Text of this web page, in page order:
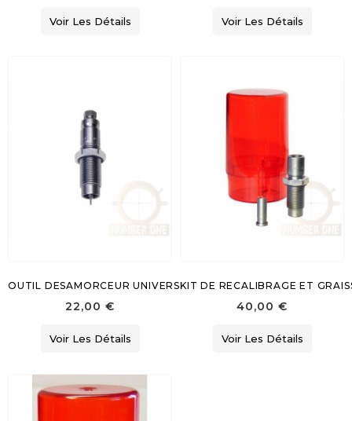
Voir Les Détails Voir Les Détails
OUTIL DESAMORCEUR UNIVERSEL LEE
22,00 €
Voir Les Détails
KIT DE RECALIBRAGE ET
40,00 €
Voir Les Détails